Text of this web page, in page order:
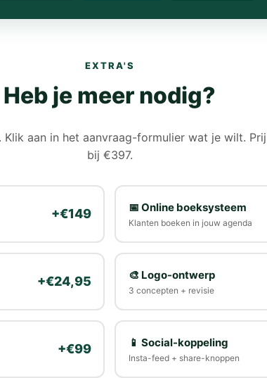
EXTRA'S
Heb je meer nodig?
Klik aan in het aanvraag-formulier wat je wilt.
bij €397.
+€149 📅 Online boeksysteem
Klanten boeken in jouw agenda
+€24,95 🎨 Logo-ontwerp
3 concepten + revisie
+€99 📱 Social-koppeling
Insta-feed + share-knoppen